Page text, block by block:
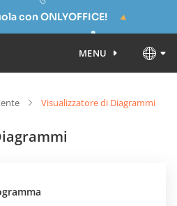
con ONLYOFFICE!
MENU
Visualizzatore di Diagrammi